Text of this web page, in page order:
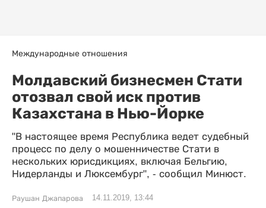
Международные отношения
Молдавский бизнесмен Стати
отозвал свой иск против
Казахстана в Нью-Йорке
"В настоящее время Республика ведет судебный
процесс по делу о мошенничестве Стати в
нескольких юрисдикциях, включая Бельгию,
Нидерланды и Люксембург", - сообщил Минюст.
Раушан Джапарова 14.11.2019, 13:44